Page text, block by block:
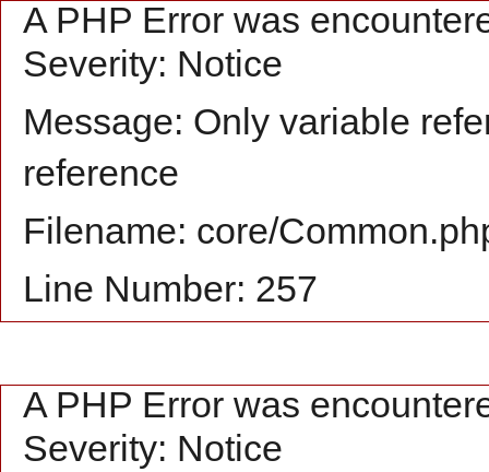
A PHP Error was
Severity: Notice
Message: Only variable
reference
Filename: core/
Line Number: 257
A PHP Error was
Severity: Notice